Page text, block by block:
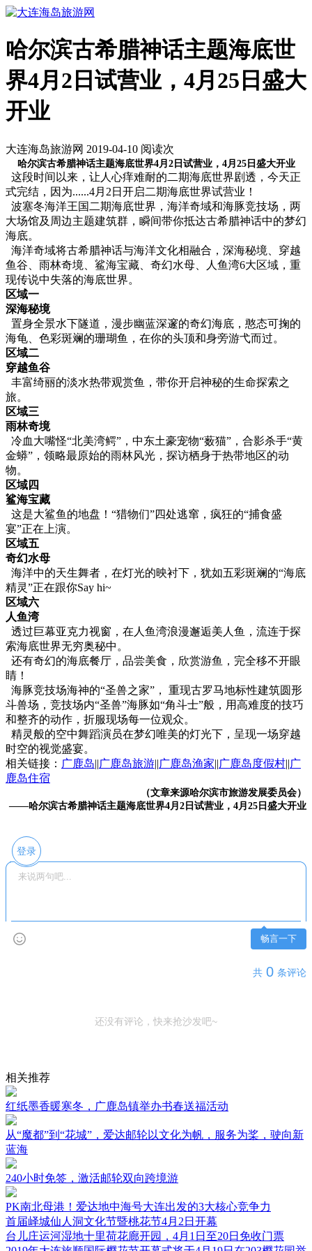
哈尔滨古希腊神话主题海底世
界4月2日试营业，4月25日盛大
开业
大连海岛旅游网 2019-04-10 阅读次
哈尔滨古希腊神话主题海底世界4月2日试营业，4月25日盛大开业
这段时间以来，让人心痒难耐的二期海底世界剧透，今天正
式完结，因为......4月2日开启二期海底世界试营业！
波塞冬海洋王国二期海底世界，海洋奇域和海豚竞技场，两
大场馆及周边主题建筑群，瞬间带你抵达古希腊神话中的梦幻
海底。
海洋奇域将古希腊神话与海洋文化相融合，深海秘境、穿越
鱼谷、雨林奇境、鲨海宝藏、奇幻水母、人鱼湾6大区域，重
现传说中失落的海底世界。
区域一
深海秘境
置身全景水下隧道，漫步幽蓝深邃的奇幻海底，憨态可掬的
海龟、色彩斑斓的珊瑚鱼，在你的头顶和身旁游弋而过。
区域二
穿越鱼谷
丰富绮丽的淡水热带观赏鱼，带你开启神秘的生命探索之
旅。
区域三
雨林奇境
冷血大嘴怪“北美湾鳄”，中东土豪宠物“薮猫”，合影杀手“黄
金蟒”，领略最原始的雨林风光，探访栖身于热带地区的动
物。
区域四
鲨海宝藏
这是大鲨鱼的地盘！“猎物们”四处逃窜，疯狂的“捕食盛
宴”正在上演。
区域五
奇幻水母
海洋中的天生舞者，在灯光的映衬下，犹如五彩斑斓的“海底
精灵”正在跟你Say hi~
区域六
人鱼湾
透过巨幕亚克力视窗，在人鱼湾浪漫邂逅美人鱼，流连于探
索海底世界无穷奥秘中。
还有奇幻的海底餐厅，品尝美食，欣赏游鱼，完全移不开眼
睛！
海豚竞技场海神的“圣兽之家”， 重现古罗马地标性建筑圆形
斗兽场，竞技场内“圣兽”海豚如“角斗士”般，用高难度的技巧
和整齐的动作，折服现场每一位观众。
精灵般的空中舞蹈演员在梦幻唯美的灯光下，呈现一场穿越
时空的视觉盛宴。
相关链接： 广鹿岛||广鹿岛旅游||广鹿岛渔家||广鹿岛度假村||广
鹿岛住宿
（文章来源哈尔滨市旅游发展委员会）
——哈尔滨古希腊神话主题海底世界4月2日试营业，4月25日盛大开业
登录
畅言一下
共 0 条评论
还没有评论，快来抢沙发吧~
相关推荐
红纸墨香暖寒冬，广鹿岛镇举办书春送福活动
从“魔都”到“花城”，爱达邮轮以文化为帆，服务为桨，驶向新
蓝海
240小时免签，激活邮轮双向跨境游
PK南北母港！爱达地中海号大连出发的3大核心竞争力
首届峄城仙人洞文化节暨桃花节4月2日开幕
台儿庄运河湿地十里荷花廊开园，4月1日至20日免收门票